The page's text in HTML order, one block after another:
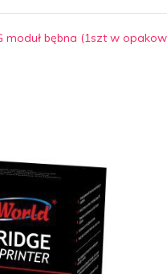
moduł bębna (1szt w